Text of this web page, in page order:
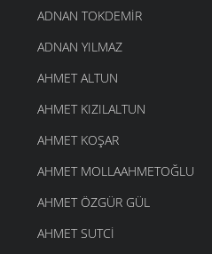
ADNAN TOKDEMIR
ADNAN YILMAZ
AHMET ALTUN
AHMET KIZILALTUN
AHMET KOŞAR
AHMET MOLLAAHMETOĞLU
AHMET ÖZGÜR GÜL
AHMET SUTCI